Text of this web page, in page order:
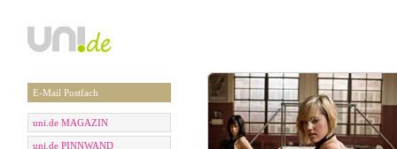
E-Mail Postfach
uni.de MAGAZIN
uni.de PINNWAND